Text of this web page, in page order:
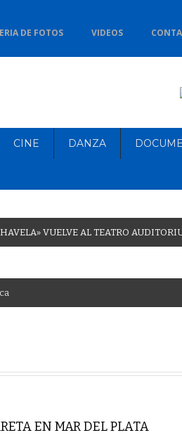
DE FOTOS VIDEOS
CINE DANZA
HAVELA» VUELVE AL TEATRO AUDITORI
EN MAR DEL PLATA